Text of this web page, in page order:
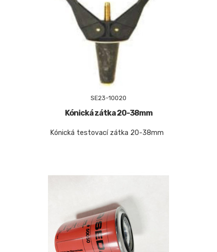
SE23-10020
Kónická zátka 20-38mm
Kónická testovací zátka 20-38mm